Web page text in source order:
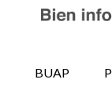
BUAP